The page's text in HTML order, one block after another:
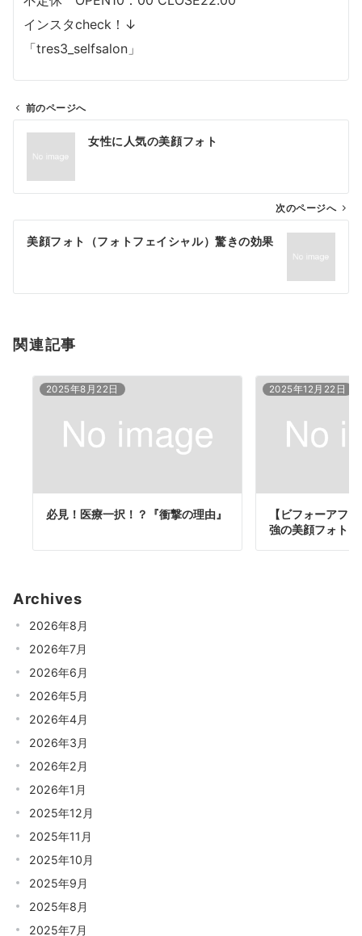
インスタcheck！↓
「tres3_selfsalon」
ン
前のページへ
女性に人気の美顔フォト
次のページへ
美顔フォト（フォトフェイシャル）驚きの効果
関連記事
2025年8月22日
必見！医療一択！？『衝撃の理由』
2025年12月22日
【ビフォーアフ
強の美顔フォト
Archives
2026年8月
2026年7月
2026年6月
2026年5月
2026年4月
2026年3月
2026年2月
2026年1月
2025年12月
2025年11月
2025年10月
2025年9月
2025年8月
2025年7月